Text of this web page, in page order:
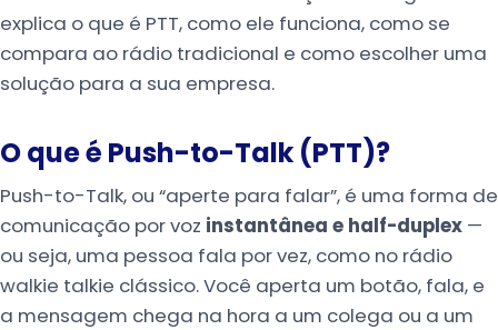
explica o que é PTT, como ele funciona, como se
compara ao rádio tradicional e como escolher uma
solução para a sua empresa.
O que é Push-to-Talk (PTT)?
Push-to-Talk, ou “aperte para falar”, é uma forma de
comunicação por voz instantânea e half-duplex —
ou seja, uma pessoa fala por vez, como no rádio
walkie talkie clássico. Você aperta um botão, fala, e
a mensagem chega na hora a um colega ou a um